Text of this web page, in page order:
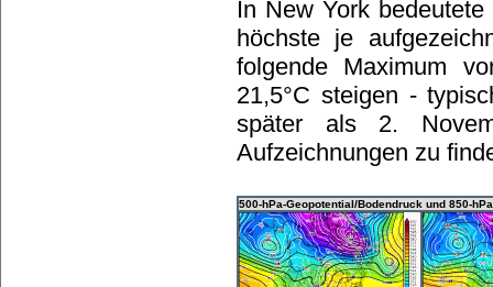
In New York
höchste je
folgende Maximum
21,5°C steigen -
später als 2.
Aufzeichnungen zu
500-hPa-Geopotential/Bodendruck und 850-